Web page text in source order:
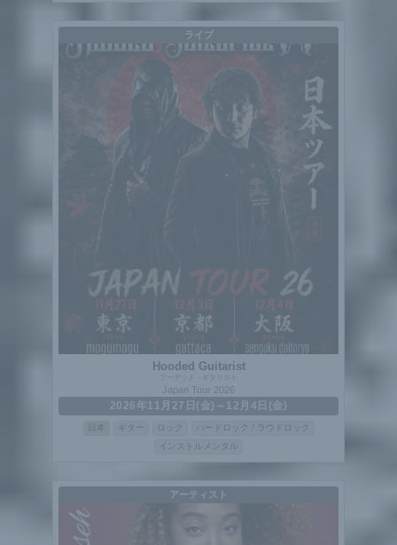
ライブ
Hooded Guitarist
フーデッド・ギタリスト
Japan Tour 2026
2026年11月27日(金)～12月4日(金)
ギター ロック
ハードロック / ラウドロック
インストルメンタル
アーティスト